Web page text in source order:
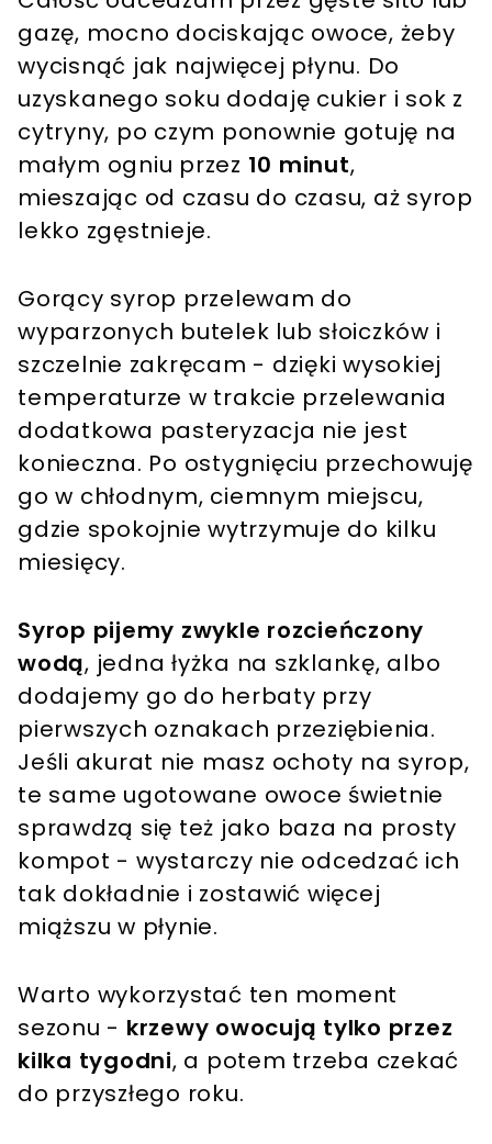
gazę, mocno dociskając owoce, żeby
wycisnąć jak najwięcej płynu. Do
uzyskanego soku dodaję cukier i sok z
cytryny, po czym ponownie gotuję na
małym ogniu przez 10 minut,
mieszając od czasu do czasu, aż syrop
lekko zgęstnieje.
Gorący syrop przelewam do
wyparzonych butelek lub słoiczków i
szczelnie zakręcam - dzięki wysokiej
temperaturze w trakcie przelewania
dodatkowa pasteryzacja nie jest
konieczna. Po ostygnięciu przechowuję
go w chłodnym, ciemnym miejscu,
gdzie spokojnie wytrzymuje do kilku
miesięcy.
Syrop pijemy zwykle rozcieńczony
wodą, jedna łyżka na szklankę, albo
dodajemy go do herbaty przy
pierwszych oznakach przeziębienia.
Jeśli akurat nie masz ochoty na syrop,
te same ugotowane owoce świetnie
sprawdzą się też jako baza na prosty
kompot - wystarczy nie odcedzać ich
tak dokładnie i zostawić więcej
miąższu w płynie.
Warto wykorzystać ten moment
sezonu - krzewy owocują tylko przez
kilka tygodni, a potem trzeba czekać
do przyszłego roku.